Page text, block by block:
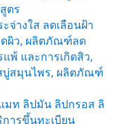
ตร
างใส ลดเลือนฝ้า
ผิว, ผลิตภัณฑ์ลด
พ้ และการเกิดสิว,
สมุนไพร, ผลิตภัณฑ์
ท ลิปมัน ลิปกรอส ลิ
ารขึ้นทะเบียน